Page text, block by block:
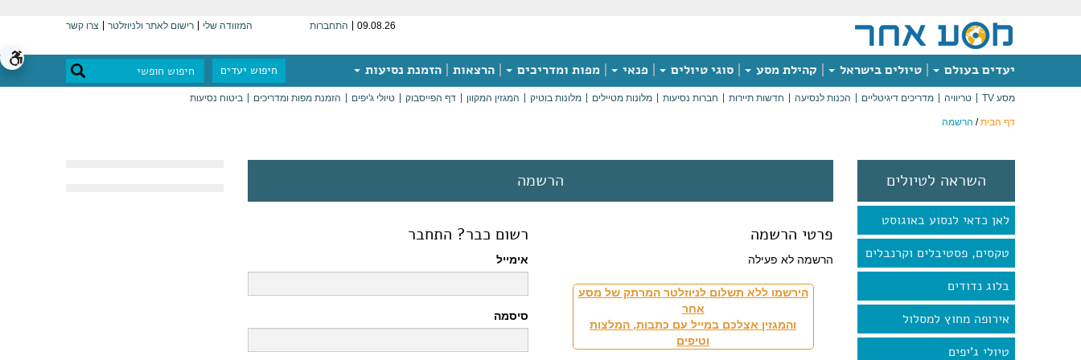
09.08.26 התחברות המזוודה שלי רישום לאתר ולניוזלטר צרו קשר
יעדים בעולם טיולים בישראל קהילת מסע סוגי טיולים פנאי מפות ומדריכים הרצאות הזמנת נסיעות חיפוש יעדים
מסע TV טריוויה מדריכים דיגיטליים הכנות לנסיעה חדשות תיירות חברות נסיעות מלונות מטיילים מלונות בוטיק המגזין המקוון דף הפייסבוק טיולי ג'יפים הזמנת מפות ומדריכים ביטוח נסיעות
דף הבית/ הרשמה
השראה לטיולים
לאן כדאי לנסוע באוגוסט
טקסים, פסטיבלים וקרנבלים
בלוג נדודים
אירופה מחוץ למסלול
טיולי ג'יפים
הרשמה
פרטי הרשמה
הרשמה לא פעילה
הירשמו ללא תשלום לניוזלטר המרתק של מסע
אחר
והמגזין אצלכם במייל עם כתבות, המלצות
וטיפים
רשום כבר? התחבר
אימייל
סיסמה